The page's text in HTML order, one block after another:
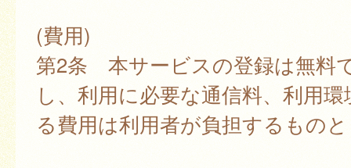
(費用)
第2条 本サービスの登録は無料
し、利用に必要な通信料、利用
る費用は利用者が負担するもの